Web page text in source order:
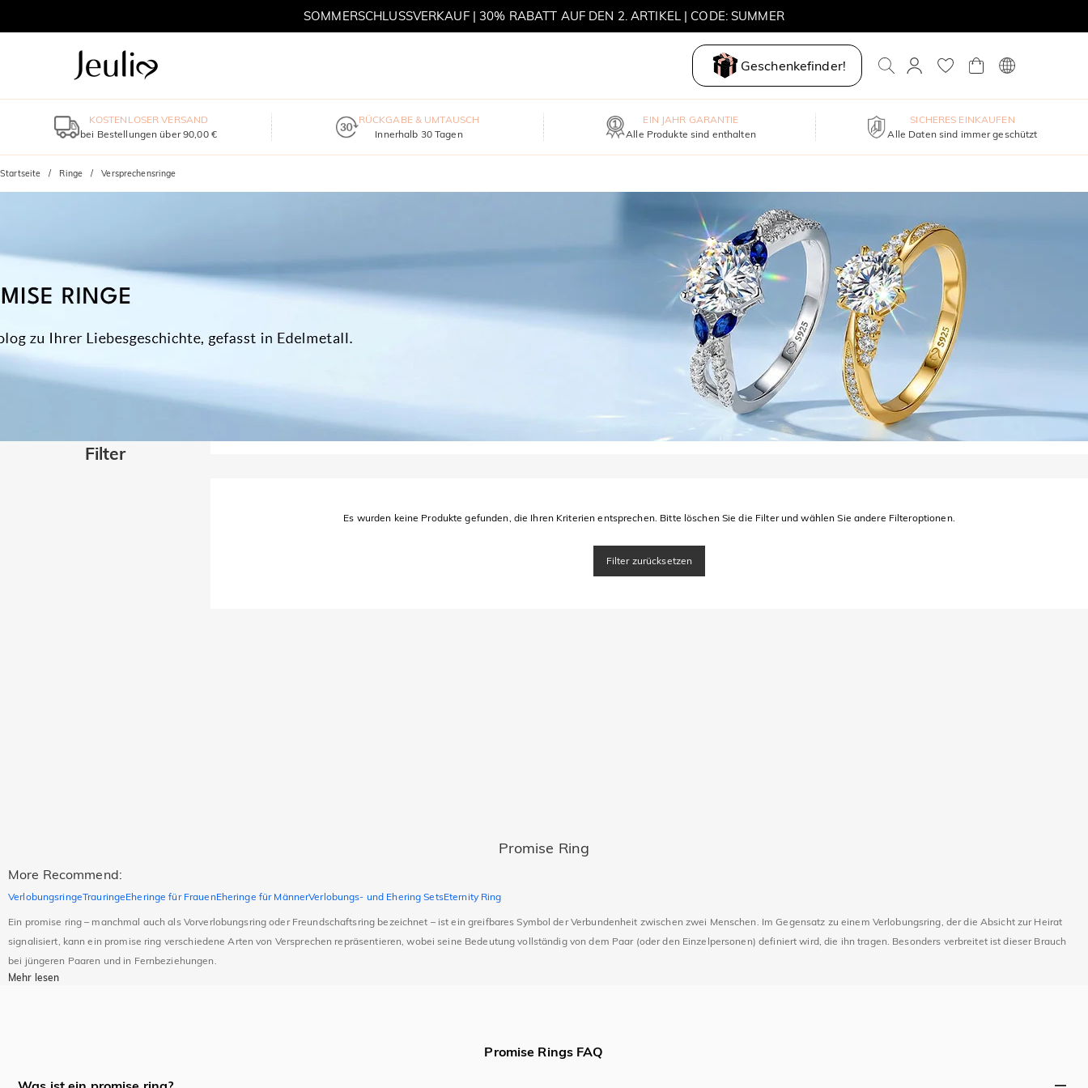
SOMMERSCHLUSSVERKAUF | 30% RABATT AUF DEN 2. ARTIKEL | CODE: SUMMER
Geschenkefinder!
KOSTENLOSER VERSAND
bei Bestellungen über 90,00 €
RÜCKGABE & UMTAUSCH
Innerhalb 30 Tagen
EIN JAHR GARANTIE
Alle Produkte sind enthalten
SICHERES EINKAUFEN
Alle Daten sind immer geschützt
Startseite Ringe Versprechensringe
Filter
Es wurden keine Produkte gefunden, die Ihren Kriterien entsprechen. Bitte löschen Sie die Filter und wählen Sie andere Filteroptionen.
Filter zurücksetzen
Promise Ring
More Recommend:
VerlobungsringeTrauringeEheringe für FrauenEheringe für MännerVerlobungs- und Ehering SetsEternity Ring
Ein promise ring – manchmal auch als Vorverlobungsring oder Freundschaftsring bezeichnet – ist ein greifbares Symbol der Verbundenheit zwischen zwei Menschen. Im Gegensatz zu einem Verlobungsring, der die Absicht zur Heirat
signalisiert, kann ein promise ring verschiedene Arten von Versprechen repräsentieren, wobei seine Bedeutung vollständig von dem Paar (oder den Einzelpersonen) definiert wird, die ihn tragen. Besonders verbreitet ist dieser Brauch
bei jüngeren Paaren und in Fernbeziehungen.
Mehr lesen
Promise Rings FAQ